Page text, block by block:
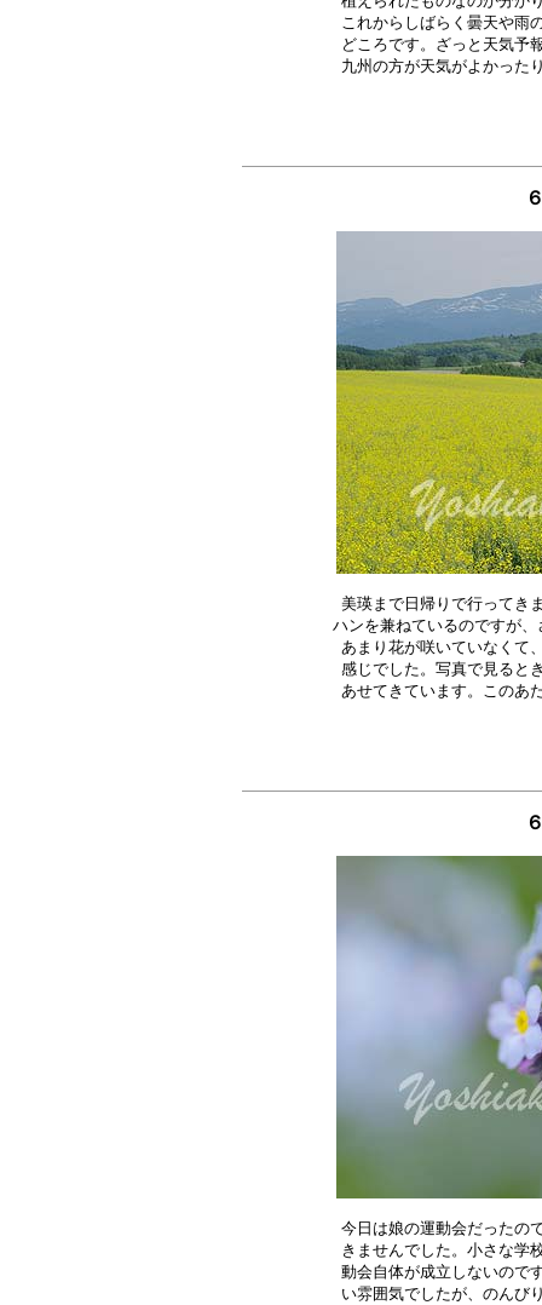
これからしばらく曇天や雨
どころです。ざっと天気予
美瑛まで日帰りで行ってき
ハンを兼ねているのですが
あまり花が咲いていなくて
感じでした。写真で見ると
今日は娘の運動会だったの
きませんでした。小さな学
動会自体が成立しないので
い雰囲気でしたが、のんび